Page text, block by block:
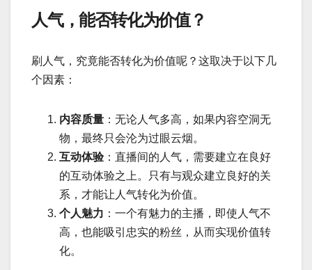
人气，能否转化为价值？
刷人气，究竟能否转化为价值呢？这取决于以下几
个因素：
内容质量 ：无论人气多高，如果内容空洞无
物，最终只会沦为过眼云烟。
互动体验：直播间的人气，需要建立在良好
的互动体验之上。只有与观众建立良好的关
系，才能让人气转化为价值。
个人魅力 ：一个有魅力的主播，即使人气不
高，也能吸引忠实的粉丝，从而实现价值转
化。